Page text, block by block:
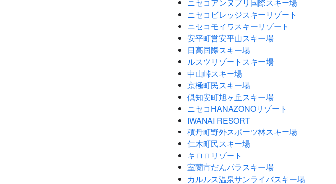
ニセコアンヌプリ国際スキー場
ニセコビレッジスキーリゾート
ニセコモイワスキーリゾート
安平町営安平山スキー場
日高国際スキー場
ルスツリゾートスキー場
中山峠スキー場
京極町民スキー場
倶知安町旭ヶ丘スキー場
ニセコHANAZONOリゾート
IWANAI RESORT
積丹町野外スポーツ林スキー場
仁木町民スキー場
キロロリゾート
室蘭市だんパラスキー場
カルルス温泉サンライバスキー場